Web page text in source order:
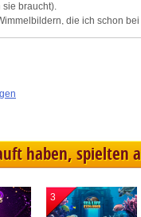
sie braucht).
die ich schon
verwirren darstellen, dann
haben, spielten
3